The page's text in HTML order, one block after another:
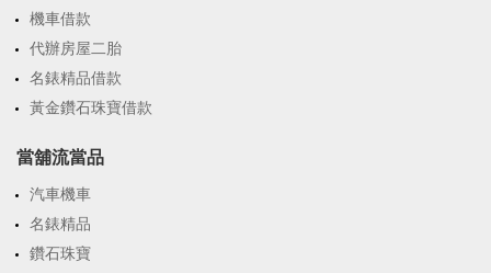
機車借款
代辦房屋二胎
名錶精品借款
黃金鑽石珠寶借款
當舖流當品
汽車機車
名錶精品
鑽石珠寶